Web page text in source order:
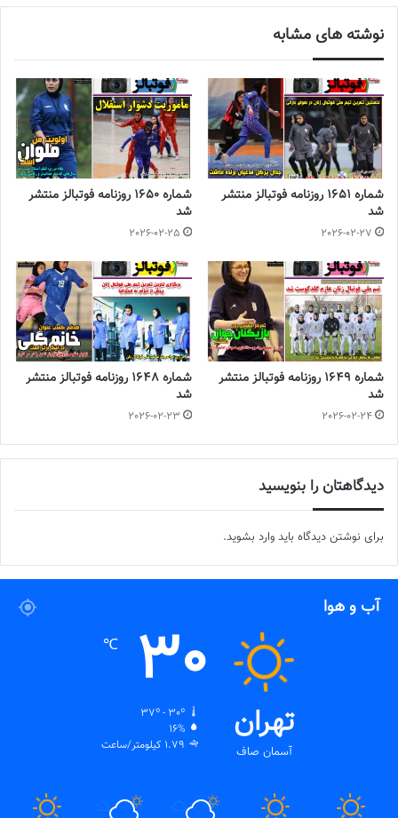
گفت: در ابتدا جا دارد از‌ گلاره ناظمی مسئول برگزاری مسابقات فوتبال و
باشگاه‌ها تشکر کنم که این اجازه را به ما دادند تا بازی‌های لیگ برتر به
تعویق بیفتد تا بازیکنان با آمادگی نسبی مطلوبی به این رقابت‌ها برسند.
بچه ها امروز نسبت به بازی اول برابر استرالیا خیلی تغییر کرده بودند و
موقعیت های زیادی خلق کردند ولی متاسفانه هیچ کدام از آنها وارد
دروازه فیلیپین نشد‌.
◾️با فوتبالز همراه شوید◾️فوتبالز را در اینستاگرام دنبال کنید
◾️
footballs.women@
نوشته های مشابه
شماره 1651 روزنامه فوتبالز منتشر
شد
2026-02-27
شماره 1650 روزنامه فوتبالز منتشر
شد
2026-02-25
شماره 1649 روزنامه فوتبالز منتشر
شد
2026-02-24
شماره 1648 روزنامه فوتبالز منتشر
شد
2026-02-23
دیدگاهتان را بنویسید
برای نوشتن دیدگاه باید وارد بشوید.
آب و هوا
تهران
آسمان صاف
30
℃
37º - 30º
16%
1.79 کیلومتر/ساعت